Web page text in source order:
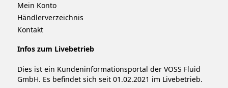
Mein Konto
Händlerverzeichnis
Kontakt
Infos zum Livebetrieb
Dies ist ein Kundeninformationsportal der VOSS Fluid
GmbH. Es befindet sich seit 01.02.2021 im Livebetrieb.